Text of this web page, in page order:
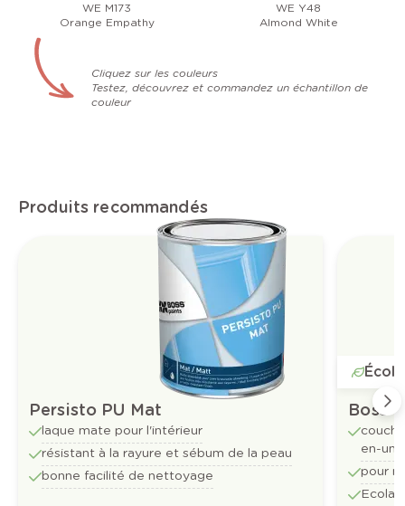
WE M173
Orange Empathy
WE Y48
Almond White
Cliquez sur les couleurs
Testez, découvrez et commandez un échantillon de
couleur
Produits recommandés
Persisto PU Mat
laque mate pour l'intérieur
résistant à la rayure et sébum de la peau
bonne facilité de nettoyage
Boss-
en-un
pour